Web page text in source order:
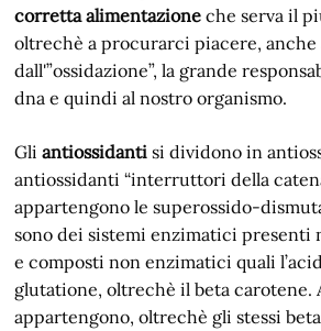
corretta alimentazione che serva il
oltrechè a procurarci piacere,
dall'”ossidazione”, la grande
dna e quindi al nostro organismo.
Gliantiossidantisi dividono in
antiossidanti “interruttori della
appartengono le superossido-
sono dei sistemi enzimatici presenti
e composti non enzimatici quali
glutatione, oltrechè il beta carotene.
appartengono, oltrechè gli stessi